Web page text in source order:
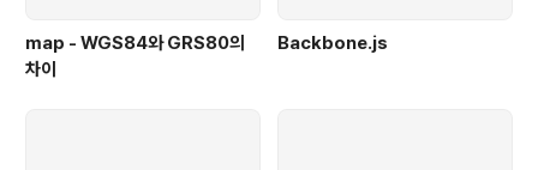
map - WGS84와 GRS80의
차이
Backbone.js